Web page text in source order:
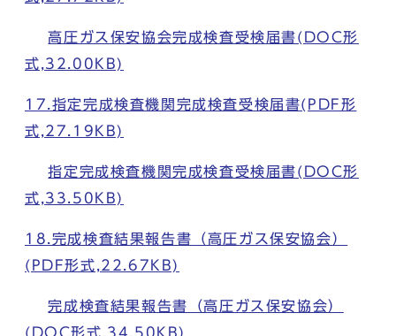
高圧ガス保安協会完成検査受検届書(DOC形
式,32.00KB)
17.指定完成検査機関完成検査受検届書(PDF形
式,27.19KB)
指定完成検査機関完成検査受検届書(DOC形
式,33.50KB)
18.完成検査結果報告書（高圧ガス保安協会）
(PDF形式,22.67KB)
完成検査結果報告書（高圧ガス保安協会）
(DOC形式,34.50KB)